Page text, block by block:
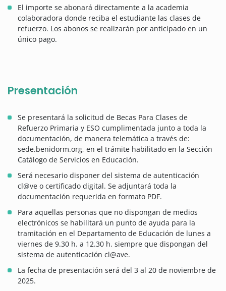
El importe se abonará directamente a la academia
colaboradora donde reciba el estudiante las clases de
refuerzo. Los abonos se realizarán por anticipado en un
único pago.
Presentación
Se presentará la solicitud de Becas Para Clases de
Refuerzo Primaria y ESO cumplimentada junto a toda la
documentación, de manera telemática a través de:
sede.benidorm.org, en el trámite habilitado en la Sección
Catálogo de Servicios en Educación.
Será necesario disponer del sistema de autenticación
cl@ve o certificado digital. Se adjuntará toda la
documentación requerida en formato PDF.
Para aquellas personas que no dispongan de medios
electrónicos se habilitará un punto de ayuda para la
tramitación en el Departamento de Educación de lunes a
viernes de 9.30 h. a 12.30 h. siempre que dispongan del
sistema de autenticación cl@ave.
La fecha de presentación será del 3 al 20 de noviembre de
2025.